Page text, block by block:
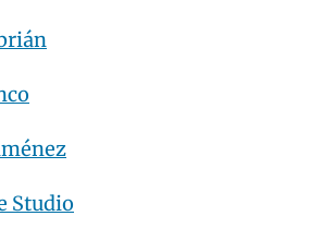
Sueño
junto a María Toledo, Rosario